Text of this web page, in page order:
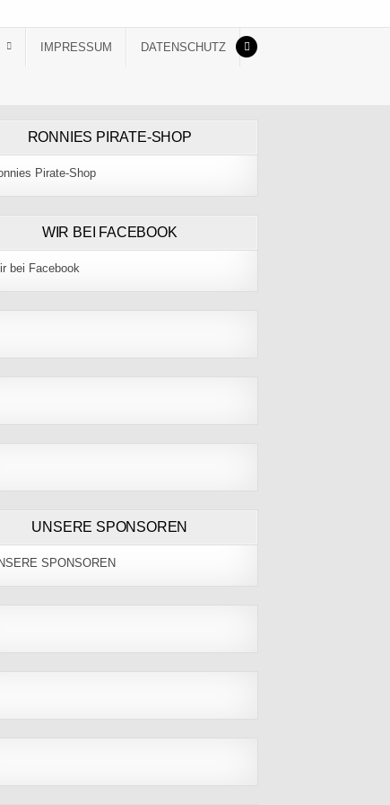
IMPRESSUM DATENSCHUTZ
RONNIES PIRATE-SHOP
WIR BEI FACEBOOK
UNSERE SPONSOREN